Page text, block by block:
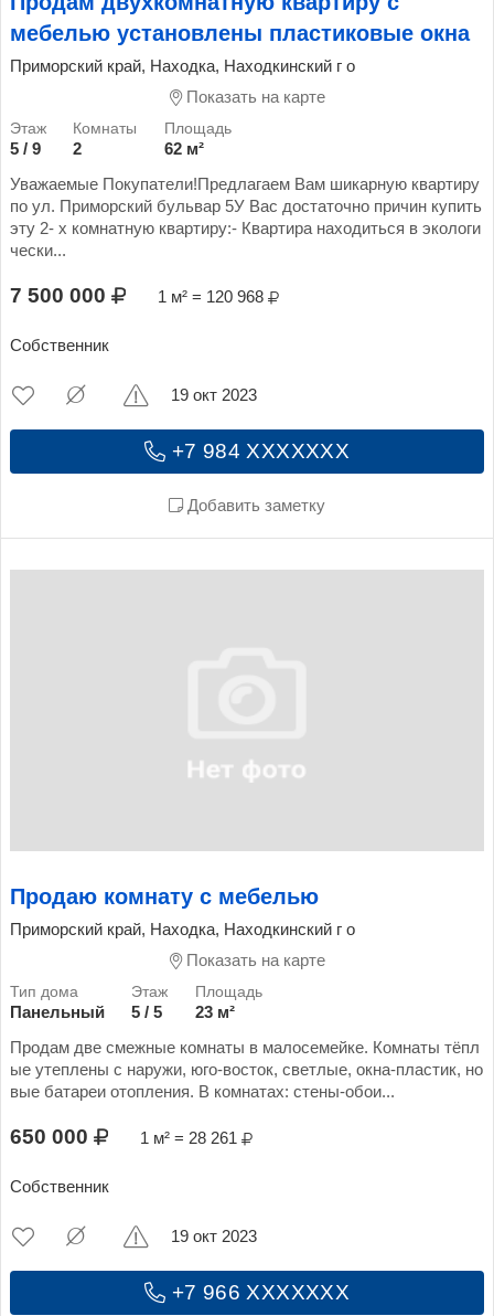
мебелью установлены пластиковые окна
Приморский край, Находка, Находкинский г о
Показать на карте
5 / 9 2
62 м²
Уважаемые Покупатели!Предлагаем Вам шикарную квартиру
по ул. Приморский бульвар 5У Вас достаточно причин купить
эту 2- х комнатную квартиру:- Квартира находиться в экологи
чески...
7 500 000 1 м² = 120 968
Собственник
+7 984 XXXXXXX
Добавить заметку
19 окт 2023
Продаю комнату с мебелью
Приморский край, Находка, Находкинский г о
Показать на карте
Панельный 5 / 5
23 м²
Продам две смежные комнаты в малосемейке. Комнаты тёпл
ые утеплены с наружи, юго-восток, светлые, окна-пластик, но
вые батареи отопления. В комнатах: стены-обои...
650 000 1 м² = 28 261
Собственник
+7 966 XXXXXXX
19 окт 2023